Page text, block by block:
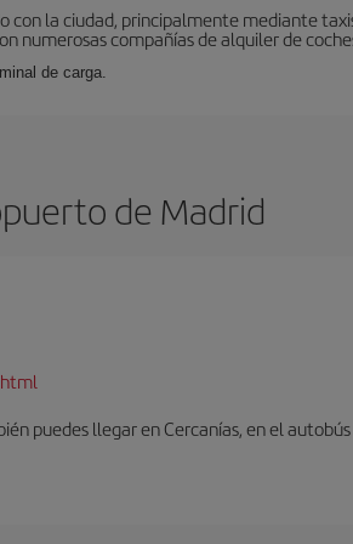
la ciudad, principalmente mediante
numerosas compañías de alquiler de
de carga.
de Madrid
puedes llegar en Cercanías, en el